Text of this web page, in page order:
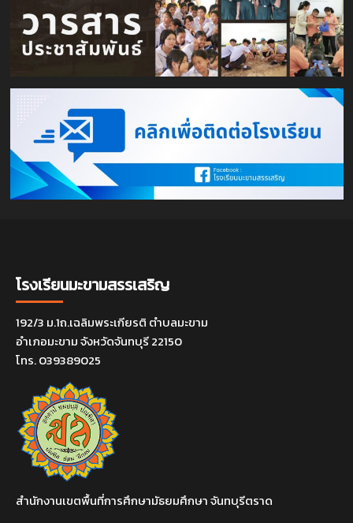
โรงเรียนมะขามสรรเสริญ
192/3 ม.1ถ.เฉลิมพระเกียรติ ตำบลมะขาม
อำเภอมะขาม จังหวัดจันทบุรี 22150
โทร. 039389025
สำนักงานเขตพื้นที่การศึกษามัธยมศึกษา จันทบุรีตราด